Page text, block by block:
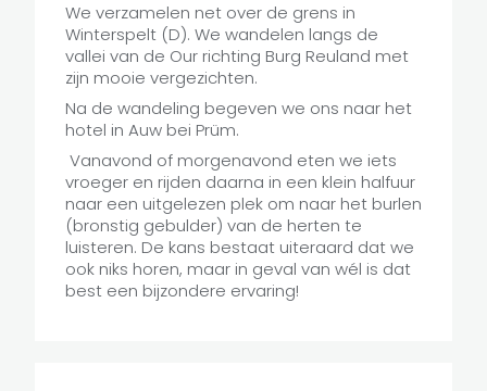
We verzamelen net over de grens in
Winterspelt (D). We wandelen langs de
vallei van de Our richting Burg Reuland met
zijn mooie vergezichten.
Na de wandeling begeven we ons naar het
hotel in Auw bei Prüm.
Vanavond of morgenavond eten we iets
vroeger en rijden daarna in een klein halfuur
naar een uitgelezen plek om naar het burlen
(bronstig gebulder) van de herten te
luisteren. De kans bestaat uiteraard dat we
ook niks horen, maar in geval van wél is dat
best een bijzondere ervaring!